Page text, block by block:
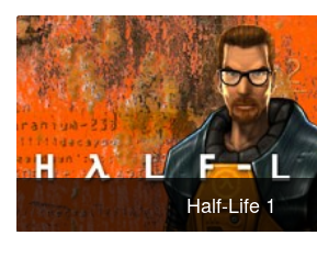
Half-Life 1